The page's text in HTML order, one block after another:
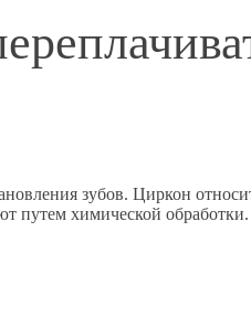
зубов. Циркон
путем химической